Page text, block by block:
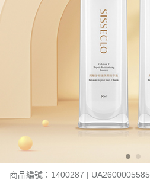
商品編號：1400287 | UA2600005585